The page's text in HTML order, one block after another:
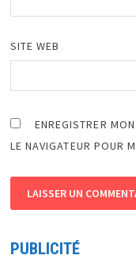
SITE WEB
ENREGISTRER
LE NAVIGATEUR POUR
PUBLICITÉ